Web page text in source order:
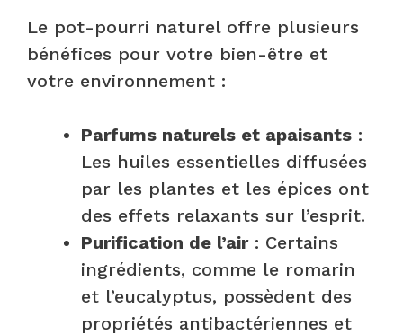
Le pot-pourri naturel offre plusieurs
bénéfices pour votre bien-être et
votre environnement :
Parfums naturels et apaisants :
Les huiles essentielles diffusées
par les plantes et les épices ont
des effets relaxants sur l’esprit.
Purification de l’air: Certains
ingrédients, comme le romarin
et l’eucalyptus, possèdent des
propriétés antibactériennes et